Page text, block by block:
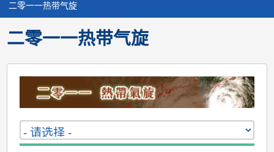
二零一一热带气旋
二零一一热带气旋